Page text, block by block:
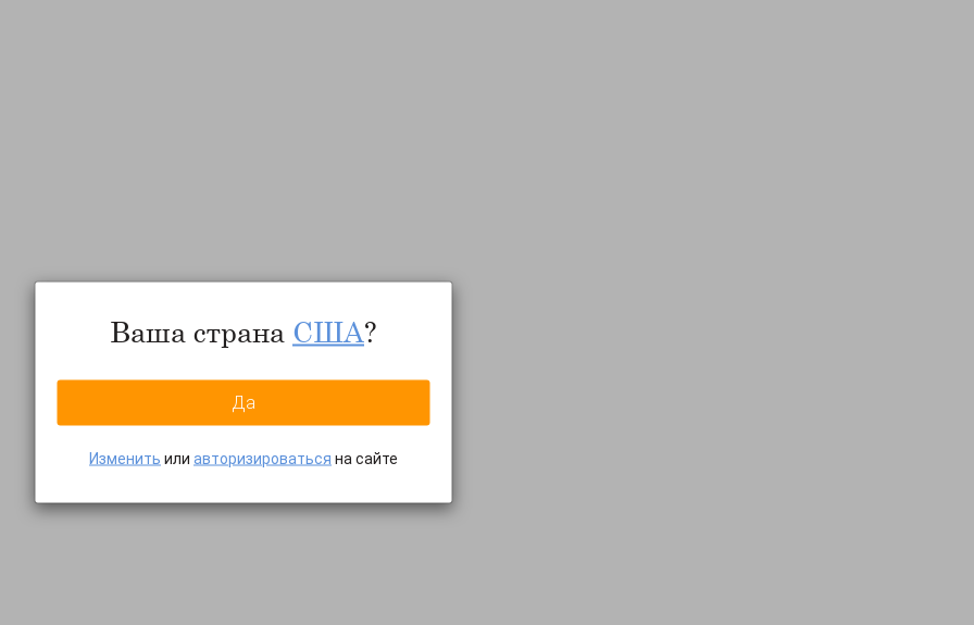
Ваша страна США?
Да
Изменить или авторизироваться на сайте